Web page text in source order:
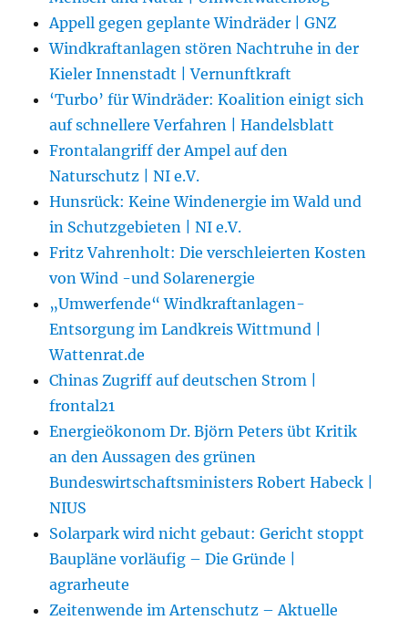
Appell gegen geplante Windräder | GNZ
Windkraftanlagen stören Nachtruhe in der
Kieler Innenstadt | Vernunftkraft
‘Turbo’ für Windräder: Koalition einigt sich
auf schnellere Verfahren | Handelsblatt
Frontalangriff der Ampel auf den
Naturschutz | NI e.V.
Hunsrück: Keine Windenergie im Wald und
in Schutzgebieten | NI e.V.
Fritz Vahrenholt: Die verschleierten Kosten
von Wind -und Solarenergie
„Umwerfende“ Windkraftanlagen-
Entsorgung im Landkreis Wittmund |
Wattenrat.de
Chinas Zugriff auf deutschen Strom |
frontal21
Energieökonom Dr. Björn Peters übt Kritik
an den Aussagen des grünen
Bundeswirtschaftsministers Robert Habeck |
NIUS
Solarpark wird nicht gebaut: Gericht stoppt
Baupläne vorläufig – Die Gründe |
agrarheute
Zeitenwende im Artenschutz – Aktuelle